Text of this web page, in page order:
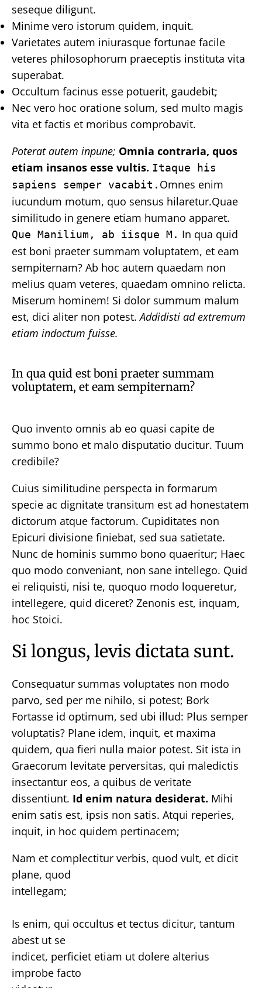
seseque diligunt.
Minime vero istorum quidem, inquit.
Varietates autem iniurasque fortunae facile
veteres philosophorum praeceptis instituta vita
superabat.
Occultum facinus esse potuerit, gaudebit;
Nec vero hoc oratione solum, sed multo magis
vita et factis et moribus comprobavit.
Poterat autem inpune; Omnia contraria, quos
etiam insanos esse vultis. Itaque his
sapiens semper vacabit. Omnes enim
iucundum motum, quo sensus hilaretur.Quae
similitudo in genere etiam humano apparet.
Que Manilium, ab iisque M. In qua quid
est boni praeter summam voluptatem, et eam
sempiternam? Ab hoc autem quaedam non
melius quam veteres, quaedam omnino relicta.
Miserum hominem! Si dolor summum malum
est, dici aliter non potest.Addidisti ad extremum
etiam indoctum fuisse.
In qua quid est boni praeter summam
voluptatem, et eam sempiternam?
Quo invento omnis ab eo quasi capite de
summo bono et malo disputatio ducitur. Tuum
credibile?
Cuius similitudine perspecta in formarum
specie ac dignitate transitum est ad honestatem
dictorum atque factorum. Cupiditates non
Epicuri divisione finiebat, sed sua satietate.
Nunc de hominis summo bono quaeritur; Haec
quo modo conveniant, non sane intellego. Quid
ei reliquisti, nisi te, quoquo modo loqueretur,
intellegere, quid diceret? Zenonis est, inquam,
hoc Stoici.
Si longus, levis dictata sunt.
Consequatur summas voluptates non modo
parvo, sed per me nihilo, si potest; Bork
Fortasse id optimum, sed ubi illud: Plus semper
voluptatis? Plane idem, inquit, et maxima
quidem, qua fieri nulla maior potest. Sit ista in
Graecorum levitate perversitas, qui maledictis
insectantur eos, a quibus de veritate
dissentiunt. Id enim natura desiderat. Mihi
enim satis est, ipsis non satis. Atqui reperies,
inquit, in hoc quidem pertinacem;
Nam et complectitur verbis, quod vult, et dicit
plane, quod
intellegam;
Is enim, qui occultus et tectus dicitur, tantum
abest ut se
indicet, perficiet etiam ut dolere alterius
improbe facto